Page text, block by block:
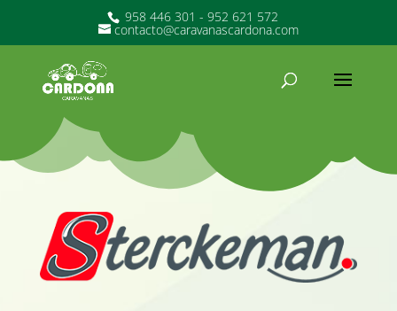
958 446 301 - 952 621 572
contacto@caravanascardona.com